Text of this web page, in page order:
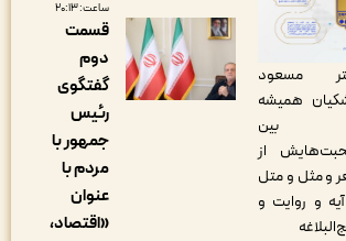
از
و متل
و
قسمت
دوم
گفتگوی
جمهور با
«اقتصاد،